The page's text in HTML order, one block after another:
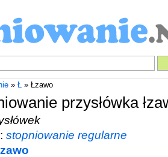
» Ł» Łzawo
przysłówka
stopniowanie regularne